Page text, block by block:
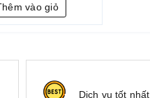
vào giỏ
Dịch vụ tốt nhất